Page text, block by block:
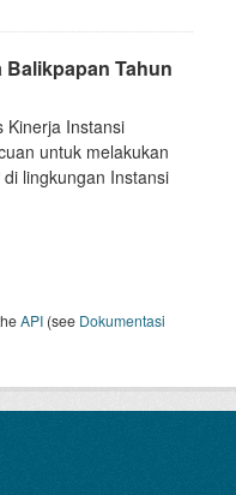
Balikpapan Tahun
Kinerja Instansi
untuk melakukan
lingkungan Instansi
API (see Dokumentasi